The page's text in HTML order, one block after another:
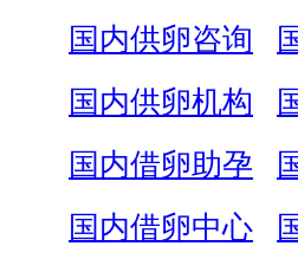
国内供卵咨询
国内供卵机构
国内借卵助孕
国内借卵中心